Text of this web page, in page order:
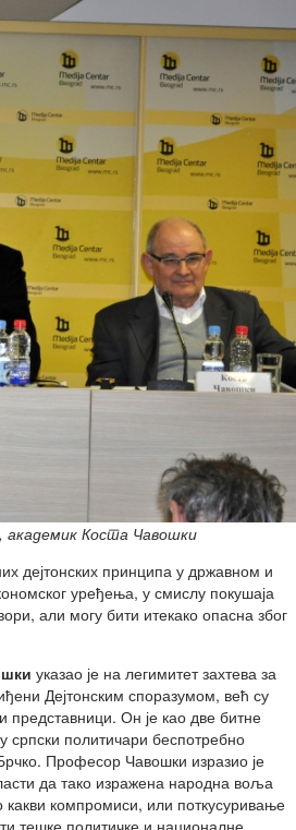
академик Коста Чавошки
дејтонских принципа у државном и
уређења, у смислу покушаја
али могу бити итекако опасна због
указао је на легимитет захтева за
Дејтонским споразумом, већ су
представници. Он је као две битне
српски политичари беспотребно
Професор Чавошки изразио је
да тако изражена народна воља
компромиси, или поткусуривање
тешке политичке и националне